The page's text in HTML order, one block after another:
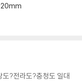
?전라도?충청도 일대